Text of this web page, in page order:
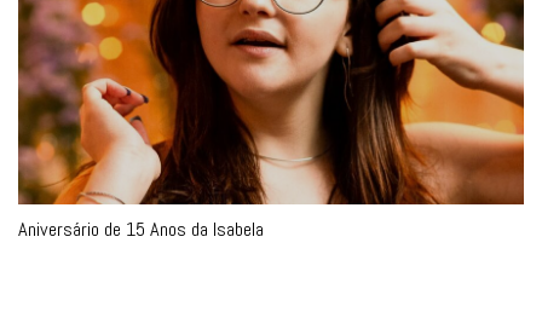
Aniversário de 15 Anos da Isabela